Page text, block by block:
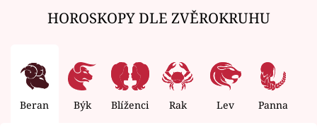
HOROSKOPY DLE ZVĚROKRUHU
Beran Býk Blíženci Rak Lev Panna